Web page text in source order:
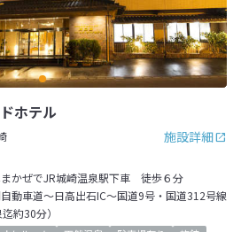
ホテル
施設詳細
かぜでJR城崎温泉駅下車 徒歩６分
動車道～日高出石IC～国道9号・国道312号線
約30分）